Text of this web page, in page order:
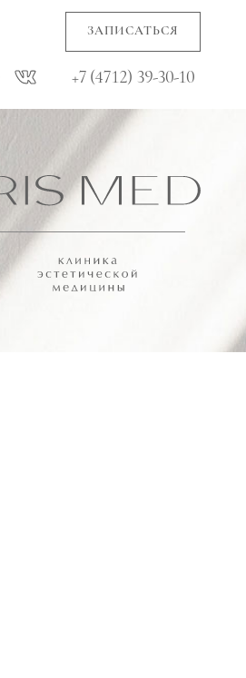
+7 (4712) 39-30-10
ЗАПИСАТЬСЯ